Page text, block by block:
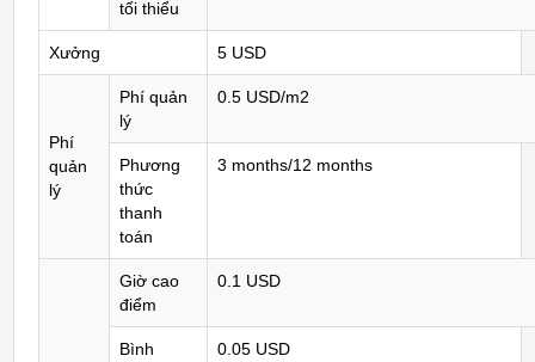
tối thiểu
Xưởng 5 USD
Phí
quản
lý
Phí quản
lý
0.5 USD/m2
Phương
thức
thanh
toán
3 months/12 months
Giờ cao
điểm
0.1 USD
Bình
0.05 USD